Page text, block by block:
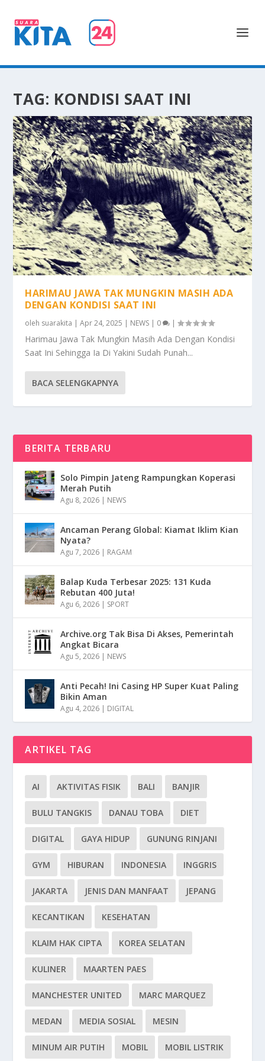
TAG: KONDISI SAAT INI
HARIMAU JAWA TAK MUNGKIN MASIH ADA
DENGAN KONDISI SAAT INI
oleh suarakita |Apr 24, 2025 | NEWS | 0 |
Harimau Jawa Tak Mungkin Masih Ada Dengan Kondisi
Saat Ini Sehingga Ia Di Yakini Sudah Punah...
BACA SELENGKAPNYA
BERITA TERBARU
Solo Pimpin Jateng Rampungkan Koperasi
Merah Putih
Agu 8, 2026 | NEWS
Ancaman Perang Global: Kiamat Iklim Kian
Nyata?
Agu 7, 2026 | RAGAM
Balap Kuda Terbesar 2025: 131 Kuda
Rebutan 400 Juta!
Agu 6, 2026 | SPORT
Archive.org Tak Bisa Di Akses, Pemerintah
Angkat Bicara
Agu 5, 2026 | NEWS
Anti Pecah! Ini Casing HP Super Kuat Paling
Bikin Aman
Agu 4, 2026 | DIGITAL
ARTIKEL TAG
AI AKTIVITAS FISIK BALI BANJIR
BULU TANGKIS DANAU TOBA DIET
DIGITAL GAYA HIDUP GUNUNG RINJANI
GYM HIBURAN INDONESIA INGGRIS
JAKARTA JENIS DAN MANFAAT JEPANG
KECANTIKAN KESEHATAN
KLAIM HAK CIPTA KOREA SELATAN
KULINER MAARTEN PAES
MANCHESTER UNITED MARC MARQUEZ
MEDAN MEDIA SOSIAL MESIN
MINUM AIR PUTIH MOBIL MOBIL LISTRIK